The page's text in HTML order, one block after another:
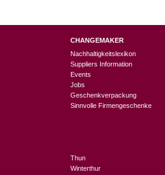
CHANGEMAKER
Nachhaltigkeitslexikon
Suppliers Information
Events
Jobs
Geschenkverpackung
Sinnvolle Firmengeschenke
Thun
Winterthur